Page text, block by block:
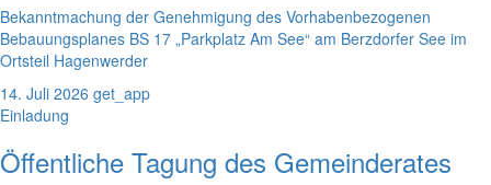
Bekanntmachung der Genehmigung des Vorhabenbezogenen
Bebauungsplanes BS 17 „Parkplatz Am See“ am Berzdorfer See im
Ortsteil Hagenwerder
14. Juli 2026 get_app
Einladung
Öffentliche Tagung des Gemeinderates